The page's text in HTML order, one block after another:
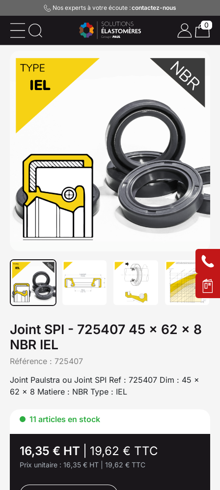
Nos experts à votre écoute :contactez-nous
Joint SPI - 725407 45 x 62 x 8
NBR IEL
Référence : 725407
Joint Paulstra ou Joint SPI Ref : 725407 Dim : 45 x
62 x 8 Matiere : NBR Type : IEL
11 articles en stock
16,35 € HT 19,62 € TTC
Prix unitaire : 16,35 € HT 19,62 € TTC
0